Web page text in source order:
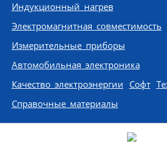
Индукционный нагрев
Электромагнитная совместимость
Измерительные приборы
Автомобильная электроника
Качество электроэнергии Софт
Справочные материалы